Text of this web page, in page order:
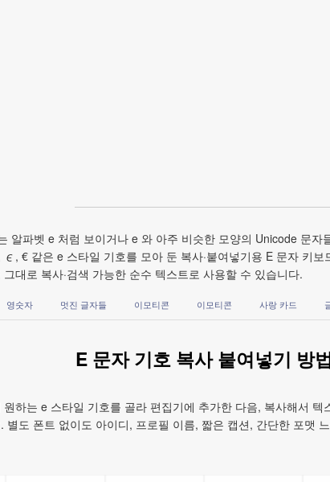
알파벳 e 처럼 보이거나 e 와 아주 비슷한 모양의 Unicode 문
€ 같은 e 스타일 기호를 모아 둔 복사·붙여넣기용 E 문자 키
대로 복사·검색 가능한 순수 텍스트로 사용할 수 있습니다.
영숫자 멋진 글자들 이모티콘 이모티콘 사랑 카드
E 문자 기호 복사 붙여넣기 방
원하는 e 스타일 기호를 골라 편집기에 추가한 다음, 복사해서 텍
별도 폰트 없이도 아이디, 프로필 이름, 짧은 캡션, 간단한 포맷